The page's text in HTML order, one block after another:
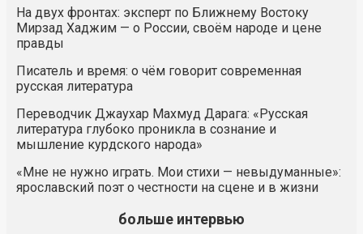
На двух фронтах: эксперт по Ближнему Востоку
Мирзад Хаджим — о России, своём народе и цене
правды
Писатель и время: о чём говорит современная
русская литература
Переводчик Джаухар Махмуд Дарага: «Русская
литература глубоко проникла в сознание и
мышление курдского народа»
«Мне не нужно играть. Мои стихи — невыдуманные»:
ярославский поэт о честности на сцене и в жизни
больше интервью